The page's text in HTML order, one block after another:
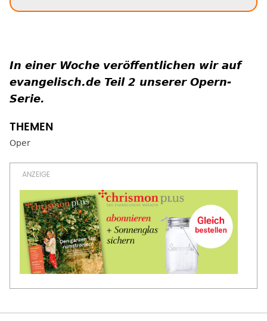
In einer Woche veröffentlichen wir auf
evangelisch.de Teil 2 unserer Opern-
Serie.
Oper